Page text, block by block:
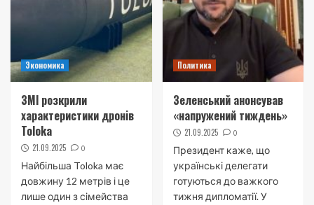
Экономика
ЗМІ розкрили
характеристики дронів
Toloka
21.09.2025 0
Найбільша Toloka має
довжину 12 метрів і це
лише один з сімейства
Политика
Зеленський анонсував
«напружений тиждень»
21.09.2025 0
Президент каже, що
українські делегати
готуються до важкого
тижня дипломатії. У